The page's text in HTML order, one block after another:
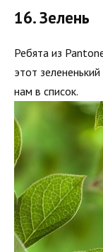
16. Зелень
Ребята из
этот
нам в список.